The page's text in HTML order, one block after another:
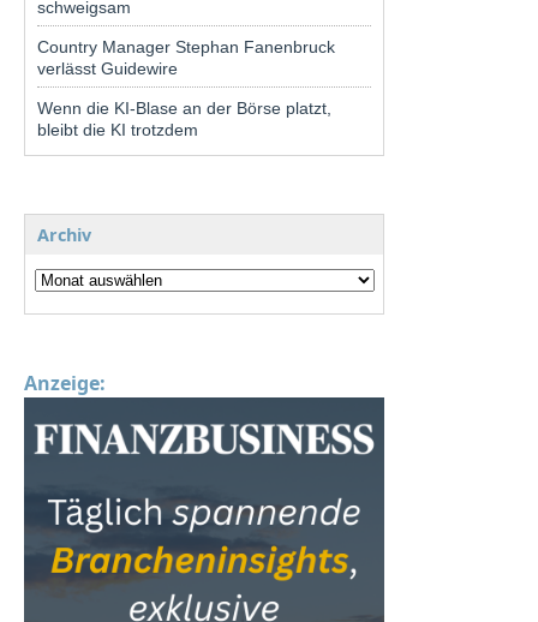
schweigsam
Country Manager Stephan Fanenbruck
verlässt Guidewire
Wenn die KI-Blase an der Börse platzt,
bleibt die KI trotzdem
Archiv
Anzeige: